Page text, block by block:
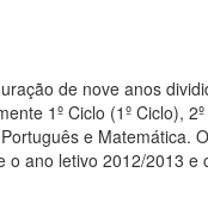
de nove anos
1º Ciclo (1º Ciclo),
e Matemática.
ano letivo 2012/2013